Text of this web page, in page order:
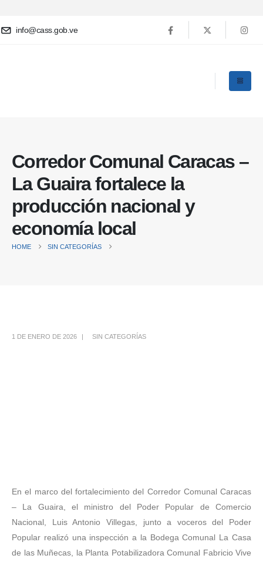
info@cass.gob.ve
Corredor Comunal Caracas –
La Guaira fortalece la
producción nacional y
economía local
HOME SIN CATEGORÍAS
1 DE ENERO DE 2026 SIN CATEGORÍAS
En el marco del fortalecimiento del Corredor Comunal Caracas
– La Guaira, el ministro del Poder Popular de Comercio
Nacional, Luis Antonio Villegas, junto a voceros del Poder
Popular realizó una inspección a la Bodega Comunal La Casa
de las Muñecas, la Planta Potabilizadora Comunal Fabricio Vive